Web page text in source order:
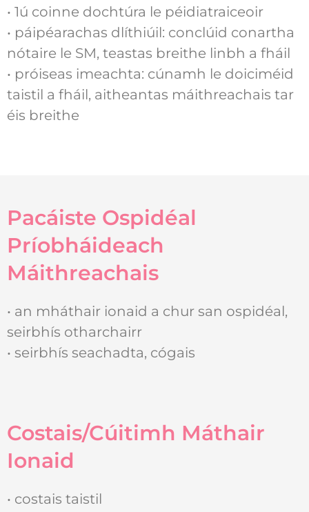
• 1ú coinne dochtúra le péidiatraiceoir
• páipéarachas dlíthiúil: conclúid conartha
nótaire le SM, teastas breithe linbh a fháil
• próiseas imeachta: cúnamh le doiciméid
taistil a fháil, aitheantas máithreachais tar
éis breithe
Pacáiste Ospidéal
Príobháideach
Máithreachais
• an mháthair ionaid a chur san ospidéal,
seirbhís otharchairr
• seirbhís seachadta, cógais
Costais/Cúitimh Máthair
Ionaid
• costais taistil